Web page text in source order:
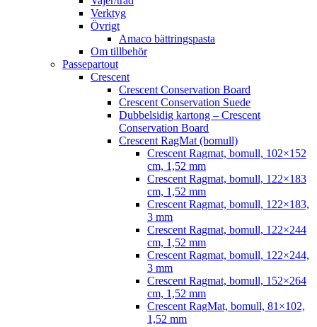
Verktyg
Övrigt
Amaco bättringspasta
Om tillbehör
Passepartout
Crescent
Crescent Conservation Board
Crescent Conservation Suede
Dubbelsidig kartong – Crescent
Conservation Board
Crescent RagMat (bomull)
Crescent Ragmat, bomull, 102×152
cm, 1,52 mm
Crescent Ragmat, bomull, 122×183
cm, 1,52 mm
Crescent Ragmat, bomull, 122×183,
3 mm
Crescent Ragmat, bomull, 122×244
cm, 1,52 mm
Crescent Ragmat, bomull, 122×244,
3 mm
Crescent Ragmat, bomull, 152×264
cm, 1,52 mm
Crescent RagMat, bomull, 81×102,
1,52 mm